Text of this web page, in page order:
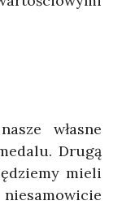
własne
Drugą
mieli